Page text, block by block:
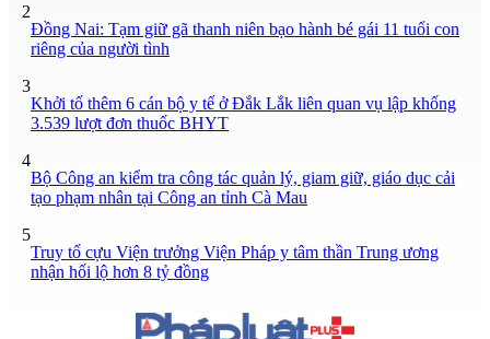
2
Đồng Nai: Tạm giữ gã thanh niên bạo hành bé gái 11 tuổi con
riêng của người tình
3
Khởi tố thêm 6 cán bộ y tế ở Đắk Lắk liên quan vụ lập khống
3.539 lượt đơn thuốc BHYT
4
Bộ Công an kiểm tra công tác quản lý, giam giữ, giáo dục cải
tạo phạm nhân tại Công an tỉnh Cà Mau
5
Truy tố cựu Viện trưởng Viện Pháp y tâm thần Trung ương
nhận hối lộ hơn 8 tỷ đồng